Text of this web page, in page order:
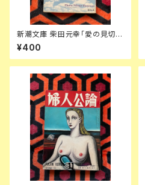
新潮文庫 柴田元幸「愛の見切り
発車」初版 解説:盛田隆二
¥400